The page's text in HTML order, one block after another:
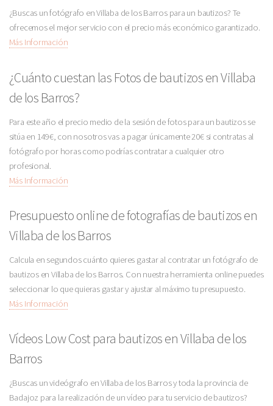
¿Buscas un fotógrafo en Villaba de los Barros para un bautizos? Te
ofrecemos el mejor servicio con el precio más económico garantizado.
Más Información
¿Cuánto cuestan las Fotos de bautizos en Villaba
de los Barros?
Para este año el precio medio de la sesión de fotos para un bautizos se
sitúa en 149€, con nosotros vas a pagar únicamente 20€ si contratas al
fotógrafo por horas como podrías contratar a cualquier otro
profesional.
Más Información
Presupuesto online de fotografías de bautizos en
Villaba de los Barros
Calcula en segundos cuánto quieres gastar al contratar un fotógrafo de
bautizos en Villaba de los Barros. Con nuestra herramienta online puedes
seleccionar lo que quieras gastar y ajustar al máximo tu presupuesto.
Más Información
Vídeos Low Cost para bautizos en Villaba de los
Barros
¿Buscas un videógrafo en Villaba de los Barros y toda la provincia de
Badajoz para la realización de un vídeo para tu servicio de bautizos?